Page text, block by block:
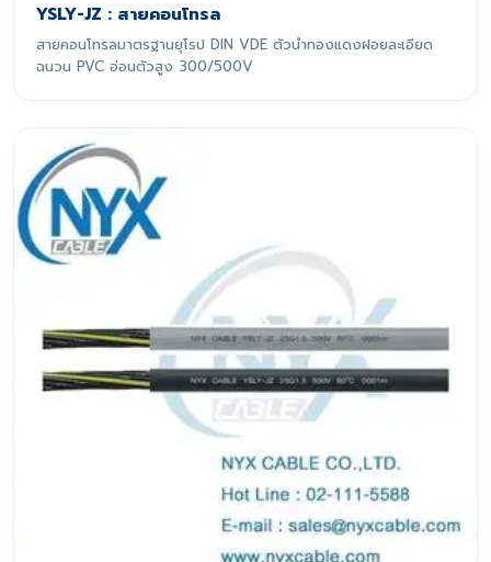
YSLY-JZ : สายคอนโทรล
สายคอนโทรลมาตรฐานยุโรป DIN VDE ตัวนำทองแดงฝอยละเอียด
ฉนวน PVC อ่อนตัวสูง 300/500V